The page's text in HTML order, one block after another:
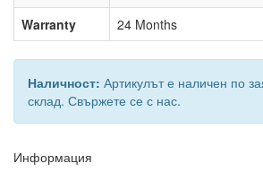
Warranty
24 Months
Наличност: Артикулът е наличен по
склад. Свържете се с нас.
Информация